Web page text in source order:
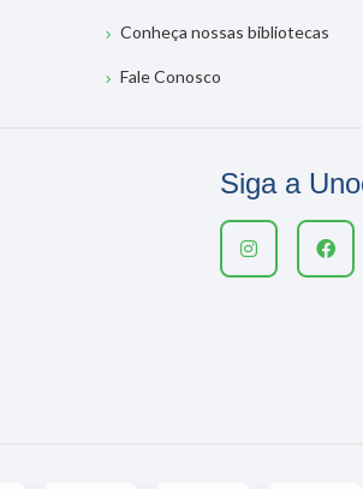
Conheça nossas bibliotecas
Fale Conosco
Siga a